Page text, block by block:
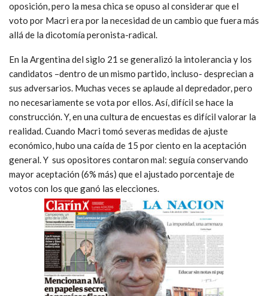
oposición, pero la mesa chica se opuso al considerar que el
voto por Macri era por la necesidad de un cambio que fuera más
allá de la dicotomía peronista-radical.
En la Argentina del siglo 21 se generalizó la intolerancia y los
candidatos –dentro de un mismo partido, incluso- desprecian a
sus adversarios. Muchas veces se aplaude al depredador, pero
no necesariamente se vota por ellos. Así, difícil se hace la
construcción. Y, en una cultura de encuestas es difícil valorar la
realidad. Cuando Macri tomó severas medidas de ajuste
económico, hubo una caída de 15 por ciento en la aceptación
general. Y sus opositores contaron mal: seguía conservando
mayor aceptación (6% más) que el ajustado porcentaje de
votos con los que ganó las elecciones.